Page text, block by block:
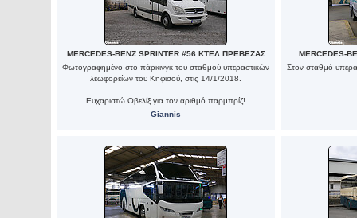
MERCEDES-BENZ SPRINTER #56 ΚΤΕΛ ΠΡΕΒΕΖΑΣ
Φωτογραφημένο στο πάρκινγκ του σταθμού υπεραστικών
λεωφορείων του Κηφισού, στις 14/1/2018.
Ευχαριστώ Οβελίξ για τον αριθμό παρμπρίζ!
Giannis
MERCEDES-
Στον σταθμό